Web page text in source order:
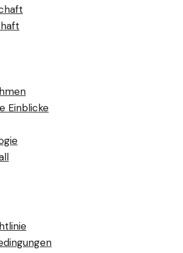
Einblicke